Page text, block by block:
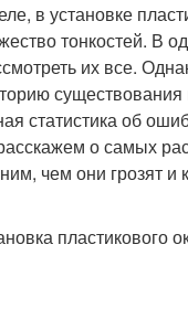
в установке
тонкостей. В
их все.
существования
статистика об
о самых
чем они грозят и
пластикового